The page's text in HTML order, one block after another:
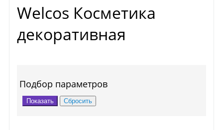
Welcos Косметика
декоративная
Подбор параметров